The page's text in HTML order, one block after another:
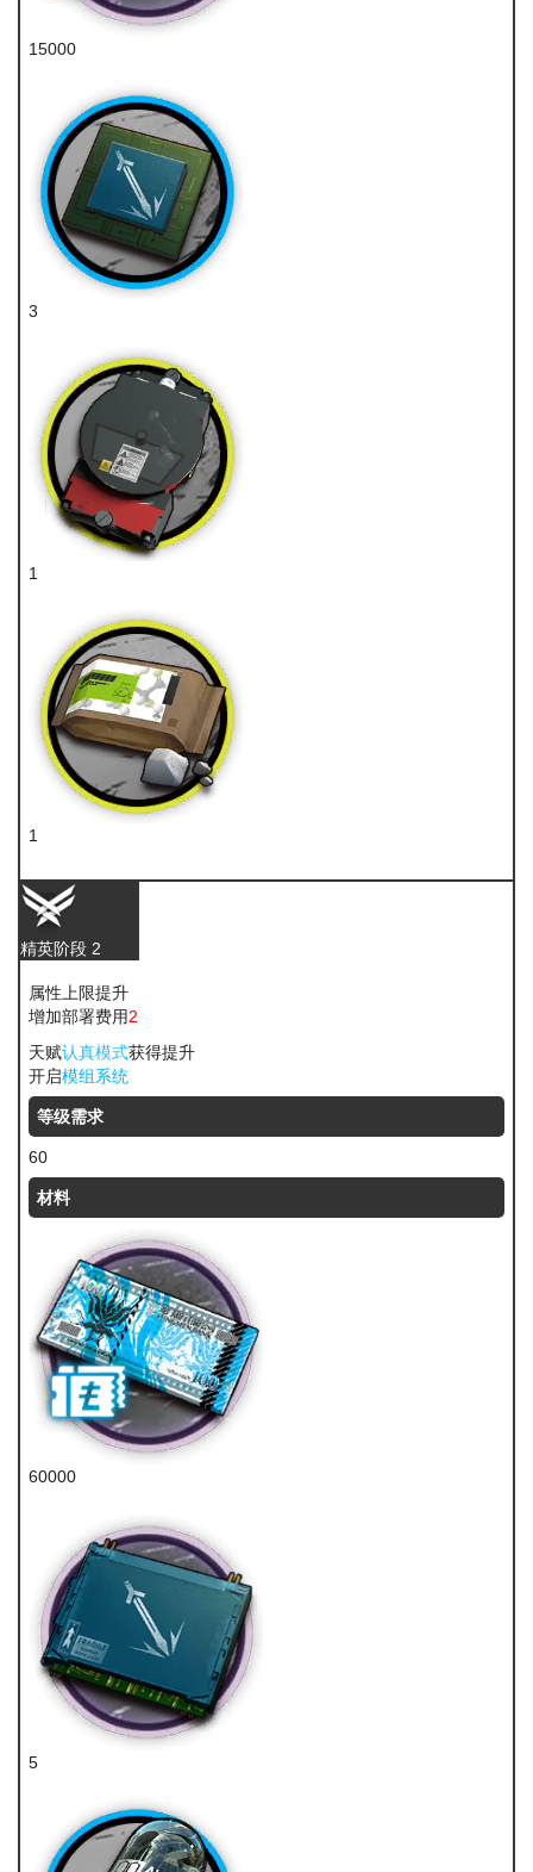
15000
3
1
1
精英阶段 2
属性上限提升
增加部署费用2
天赋认真模式获得提升
开启模组系统
等级需求
60
材料
60000
5